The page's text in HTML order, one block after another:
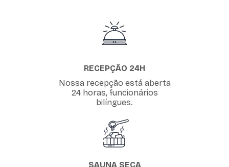
RECEPÇÃO 24H
Nossa recepção está aberta
24 horas, funcionários
bilíngues.
SAUNA SECA